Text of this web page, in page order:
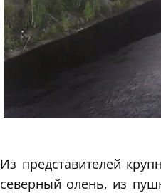
Из представителей
северный олень, из